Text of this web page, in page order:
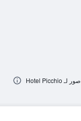
صور لـ Hotel Picchio